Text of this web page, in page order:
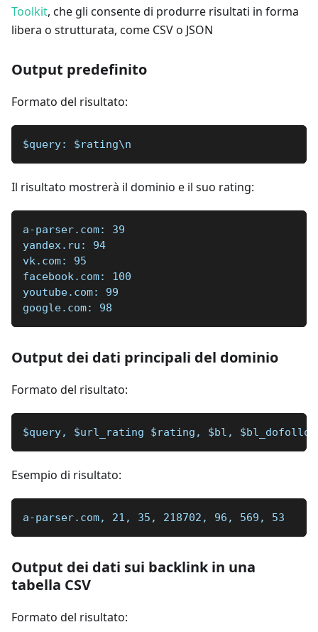
Toolkit, che gli consente di produrre risultati in forma
libera o strutturata, come CSV o JSON
Output predefinito
Formato del risultato:
$query: $rating\n
Il risultato mostrerà il dominio e il suo rating:
a-parser.com: 39
yandex.ru: 94
vk.com: 95
facebook.com: 100
youtube.com: 99
google.com: 98
Output dei dati principali del dominio
Formato del risultato:
$query, $url_rating $rating, $bl, $bl_dofollow,
Esempio di risultato:
a-parser.com, 21, 35, 218702, 96, 569, 53
Output dei dati sui backlink in una
tabella CSV
Formato del risultato: